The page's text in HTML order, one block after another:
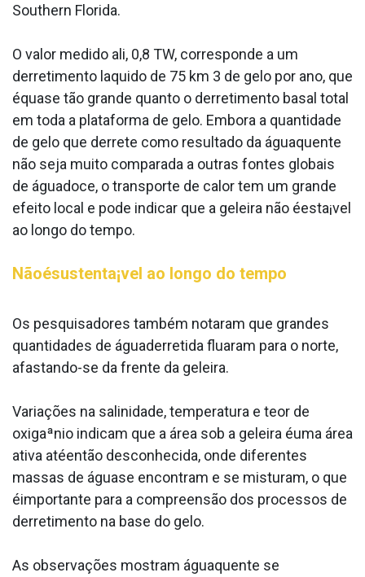
Southern Florida.
O valor medido ali, 0,8 TW, corresponde a um
derretimento la­quido de 75 km 3 de gelo por ano, que
équase tão grande quanto o derretimento basal total
em toda a plataforma de gelo. Embora a quantidade
de gelo que derrete como resultado da águaquente
não seja muito comparada a outras fontes globais
de águadoce, o transporte de calor tem um grande
efeito local e pode indicar que a geleira não éesta¡vel
ao longo do tempo.
Nãoésustenta¡vel ao longo do tempo
Os pesquisadores também notaram que grandes
quantidades de águaderretida flua­ram para o norte,
afastando-se da frente da geleira.
Variações na salinidade, temperatura e teor de
oxigaªnio indicam que a área sob a geleira éuma área
ativa atéentão desconhecida, onde diferentes
massas de águase encontram e se misturam, o que
éimportante para a compreensão dos processos de
derretimento na base do gelo.
As observações mostram águaquente se